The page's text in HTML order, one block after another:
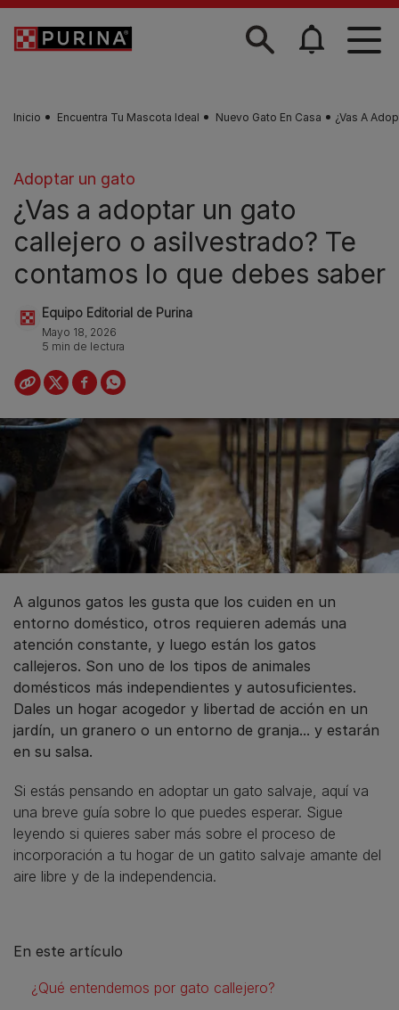
Skip to main content
Inicio Encuentra Tu Mascota Ideal Nuevo Gato En Casa ¿Vas A
Adoptar un gato
¿Vas a adoptar un gato
callejero o asilvestrado? Te
contamos lo que debes saber
Equipo Editorial de Purina
Mayo 18, 2026
5 min de lectura
A algunos gatos les gusta que los cuiden en un
entorno doméstico, otros requieren además una
atención constante, y luego están los gatos
callejeros. Son uno de los tipos de animales
domésticos más independientes y autosuficientes.
Dales un hogar acogedor y libertad de acción en un
jardín, un granero o un entorno de granja... y estarán
en su salsa.
Si estás pensando en adoptar un gato salvaje, aquí va
una breve guía sobre lo que puedes esperar. Sigue
leyendo si quieres saber más sobre el proceso de
incorporación a tu hogar de un gatito salvaje amante del
aire libre y de la independencia.
En este artículo
¿Qué entendemos por gato callejero?